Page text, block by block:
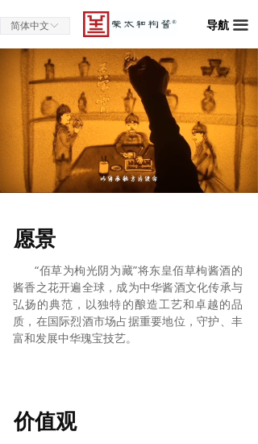
끀
导航
ꀅ
简体中文
“佰草为枸光阴为藏”将东皇佰草枸酱酒的
酱香之花开遍全球，成为中华酱酒文化传承与
弘扬的典范，以独特的酿造工艺和卓越的品
质，在国际烈酒市场占据重要地位，守护、丰
富和发展中华瑰宝技艺。
愿景
价值观
Loaded:
0%
Progress
0%